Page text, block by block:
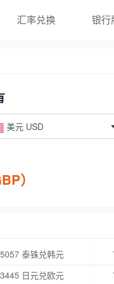
汇率兑换 银行
美元 USD
）
5057 泰铢兑韩元
3445 日元兑欧元